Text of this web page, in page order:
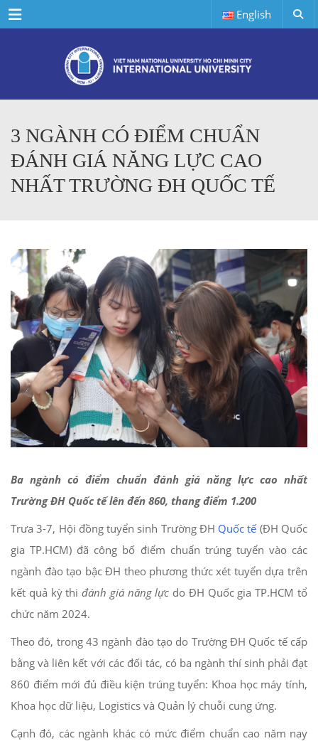
Menu English
3 NGÀNH CÓ ĐIỂM CHUẨN
ĐÁNH GIÁ NĂNG LỰC CAO
NHẤT TRƯỜNG ĐH QUỐC TẾ
Ba ngành có điểm chuẩn đánh giá năng lực cao nhất
Trường ĐH Quốc tế lên đến 860, thang điểm 1.200
Trưa 3-7, Hội đồng tuyển sinh Trường ĐH Quốc tế (ĐH Quốc
gia TP.HCM) đã công bố điểm chuẩn trúng tuyển vào các
ngành đào tạo bậc ĐH theo phương thức xét tuyển dựa trên
kết quả kỳ thiđánh giá năng lực do ĐH Quốc gia TP.HCM tổ
chức năm 2024.
Theo đó, trong 43 ngành đào tạo do Trường ĐH Quốc tế cấp
bằng và liên kết với các đối tác, có ba ngành thí sinh phải đạt
860 điểm mới đủ điều kiện trúng tuyển: Khoa học máy tính,
Khoa học dữ liệu, Logistics và Quản lý chuỗi cung ứng.
Cạnh đó, các ngành khác có mức điểm chuẩn cao năm nay